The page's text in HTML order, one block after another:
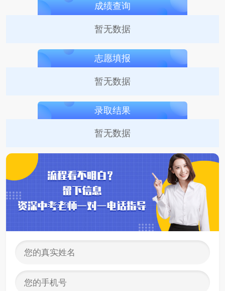
成绩查询
暂无数据
志愿填报
暂无数据
录取结果
暂无数据